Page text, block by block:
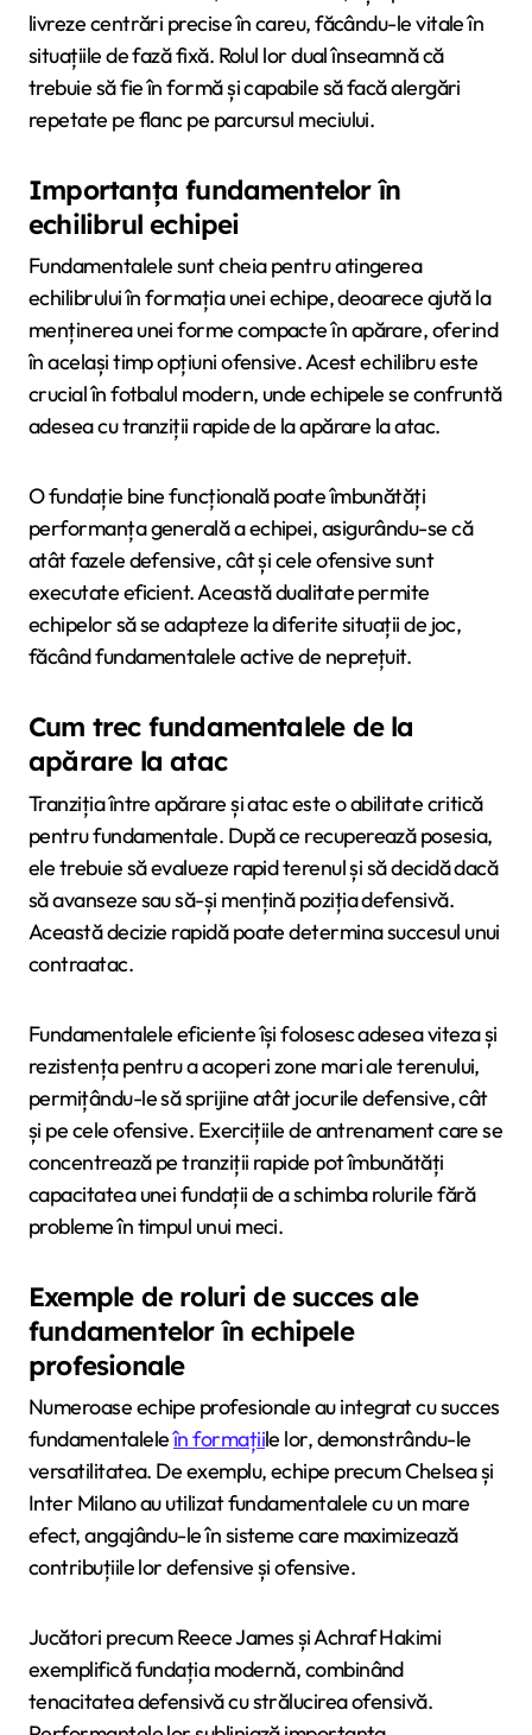
livreze centrări precise în careu, făcându-le vitale în
situațiile de fază fixă. Rolul lor dual înseamnă că
trebuie să fie în formă și capabile să facă alergări
repetate pe flanc pe parcursul meciului.
Importanța fundamentelor în
echilibrul echipei
Fundamentalele sunt cheia pentru atingerea
echilibrului în formația unei echipe, deoarece ajută la
menținerea unei forme compacte în apărare, oferind
în același timp opțiuni ofensive. Acest echilibru este
crucial în fotbalul modern, unde echipele se confruntă
adesea cu tranziții rapide de la apărare la atac.
O fundație bine funcțională poate îmbunătăți
performanța generală a echipei, asigurându-se că
atât fazele defensive, cât și cele ofensive sunt
executate eficient. Această dualitate permite
echipelor să se adapteze la diferite situații de joc,
făcând fundamentalele active de neprețuit.
Cum trec fundamentalele de la
apărare la atac
Tranziția între apărare și atac este o abilitate critică
pentru fundamentale. După ce recuperează posesia,
ele trebuie să evalueze rapid terenul și să decidă dacă
să avanseze sau să-și mențină poziția defensivă.
Această decizie rapidă poate determina succesul unui
contraatac.
Fundamentalele eficiente își folosesc adesea viteza și
rezistența pentru a acoperi zone mari ale terenului,
permițându-le să sprijine atât jocurile defensive, cât
și pe cele ofensive. Exercițiile de antrenament care se
concentrează pe tranziții rapide pot îmbunătăți
capacitatea unei fundații de a schimba rolurile fără
probleme în timpul unui meci.
Exemple de roluri de succes ale
fundamentelor în echipele
profesionale
Numeroase echipe profesionale au integrat cu succes
fundamentaleleîn formațiile lor, demonstrându-le
versatilitatea. De exemplu, echipe precum Chelsea și
Inter Milano au utilizat fundamentalele cu un mare
efect, angajându-le în sisteme care maximizează
contribuțiile lor defensive și ofensive.
Jucători precum Reece James și Achraf Hakimi
exemplifică fundația modernă, combinând
tenacitatea defensivă cu strălucirea ofensivă.